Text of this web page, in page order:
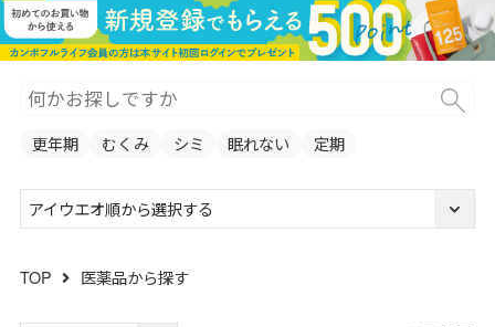
更年期 むくみ シミ 眠れない 定期
アイウエオ順から選択する
TOP 医薬品から探す